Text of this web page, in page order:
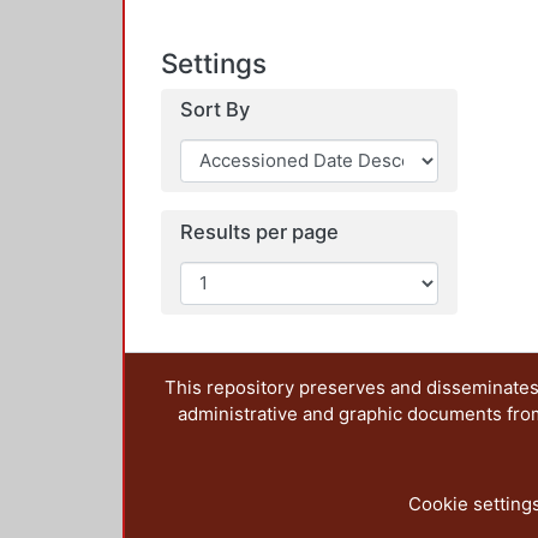
Settings
Sort By
Results per page
This repository preserves and
administrative and graphic documents
Cookie